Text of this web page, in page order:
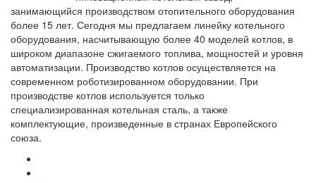
занимающийся производством отопительного оборудования
более 15 лет. Сегодня мы предлагаем линейку котельного
оборудования, насчитывающую более 40 моделей котлов, в
широком диапазоне сжигаемого топлива, мощностей и уровня
автоматизации. Производство котлов осуществляется на
современном роботизированном оборудовании. При
производстве котлов используется только
специализированная котельная сталь, а также
комплектующие, произведенные в странах Европейского
союза.